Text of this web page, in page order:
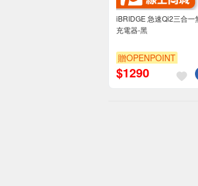
iBRIDGE 急速Qi2三合一
充電器-黑
贈OPENPOINT
$1290